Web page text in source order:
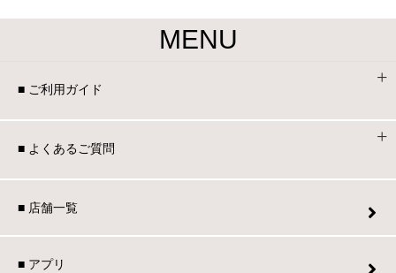
MENU
■ ご利用ガイド
■ よくあるご質問
■ 店舗一覧
■ アプリ